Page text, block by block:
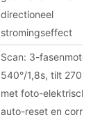
directioneel
stromingseffect
Scan: 3-fasenmotor,
540°/1,8s, tilt 270°/
met foto-elektrische
auto-reset en